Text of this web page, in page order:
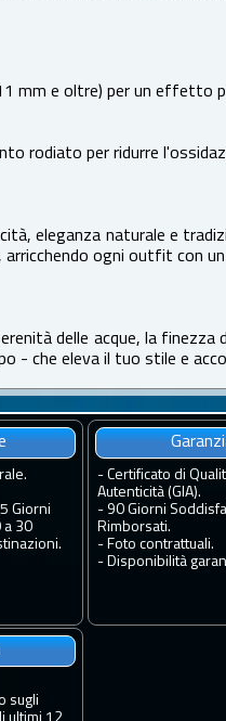
mm e oltre) per un effetto
rodiato per ridurre
eleganza naturale e
arricchendo ogni outfit con
delle acque, la finezza
- che eleva il tuo stile e
Giorni
a 30
- Certificato di
Autenticità (GIA).
- 90 Giorni
Rimborsati.
- Foto contrattuali.
- Disponibilità
sugli